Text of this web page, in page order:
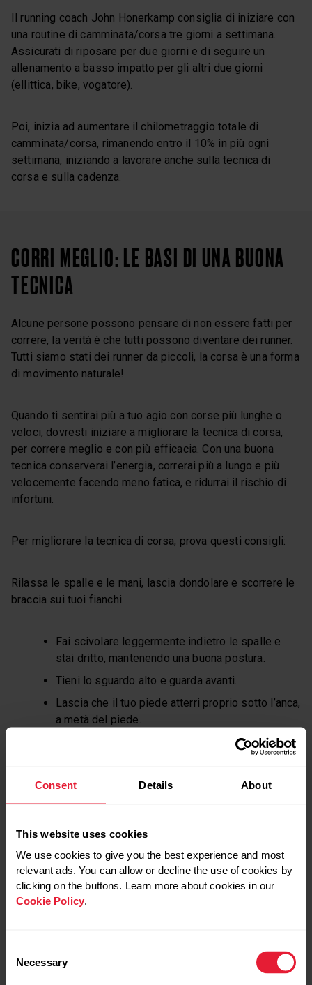
Consent Details About
This website uses cookies
We use cookies to give you the best experience and most
relevant ads. You can allow or decline the use of cookies by
clicking on the buttons. Learn more about cookies in our
Cookie Policy.
Selection
Necessary
Il running coach John Honerkamp consiglia di iniziare con
una routine di camminata/corsa tre giorni a settimana.
Assicurati di riposare per due giorni e di seguire un
allenamento a basso impatto per gli altri due giorni
(ellittica, bike, vogatore).
Poi, inizia ad aumentare il chilometraggio totale di
camminata/corsa, rimanendo entro il 10% in più ogni
settimana, iniziando a lavorare anche sulla tecnica di
corsa e sulla cadenza.
CORRI MEGLIO: LE BASI DI UNA BUONA
TECNICA
Alcune persone possono pensare di non essere fatti per
correre, la verità è che tutti possono diventare dei runner.
Tutti siamo stati dei runner da piccoli, la corsa è una forma
di movimento naturale!
Quando ti sentirai più a tuo agio con corse più lunghe o
veloci, dovresti iniziare a migliorare la tecnica di corsa,
per correre meglio e con più efficacia. Con una buona
tecnica conserverai l’energia, correrai più a lungo e più
velocemente facendo meno fatica, e ridurrai il rischio di
infortuni.
Per migliorare la tecnica di corsa, prova questi consigli:
Rilassa le spalle e le mani, lascia dondolare e scorrere le
braccia sui tuoi fianchi.
Fai scivolare leggermente indietro le spalle e
stai dritto, mantenendo una buona postura.
Tieni lo sguardo alto e guarda avanti.
Lascia che il tuo piede atterri proprio sotto l’anca,
a metà del piede.
IMPOSTA UN OBIETTIVO
Ammettiamolo –
alcuni giorni saranno
più difficili di altri.
ragione per alzarsi